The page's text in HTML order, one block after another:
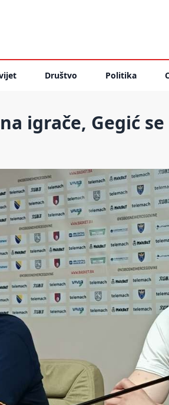
Društvo Politika
igrače, Gegić